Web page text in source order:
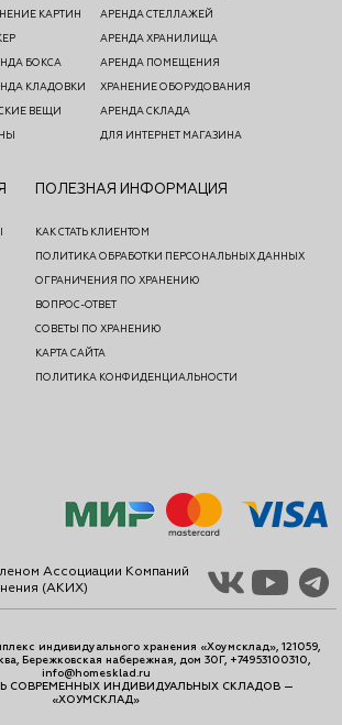
КАРТИН
БОКСА
КЛАДОВКИ
ВЕЩИ
АРЕНДА СТЕЛЛАЖЕЙ
АРЕНДА ХРАНИЛИЩА
АРЕНДА ПОМЕЩЕНИЯ
ХРАНЕНИЕ ОБОРУДОВАНИЯ
АРЕНДА СКЛАДА
ДЛЯ ИНТЕРНЕТ МАГАЗИНА
ПОЛЕЗНАЯ ИНФОРМАЦИЯ
КАК СТАТЬ КЛИЕНТОМ
ПОЛИТИКА ОБРАБОТКИ ПЕРСОНАЛЬНЫХ ДАННЫХ
ОГРАНИЧЕНИЯ ПО ХРАНЕНИЮ
ВОПРОС-ОТВЕТ
СОВЕТЫ ПО ХРАНЕНИЮ
КАРТА САЙТА
ПОЛИТИКА КОНФИДЕНЦИАЛЬНОСТИ
Ассоциации Компаний
(АКИХ)
индивидуального хранения «Хоумсклад», 121059,
Бережковская набережная, дом 30Г, +74953100310,
info@homesklad.ru
СОВРЕМЕННЫХ ИНДИВИДУАЛЬНЫХ СКЛАДОВ —
«ХОУМСКЛАД»